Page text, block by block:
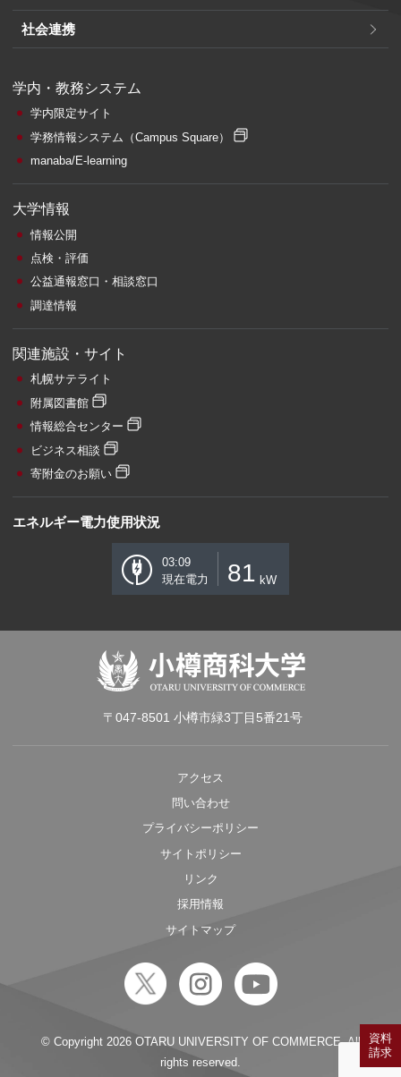
社会連携
学内・教務システム
学内限定サイト
学務情報システム （Campus Square）
manaba/E-learning
大学情報
情報公開
点検・評価
公益通報窓口・相談窓口
調達情報
関連施設・サイト
札幌サテライト
附属図書館
情報総合センター
ビジネス相談
寄附金のお願い
エネルギー電力使用状況
03:09
現在電力
81 kW
〒047-8501 小樽市緑3丁目5番21号
アクセス
問い合わせ
プライバシーポリシー
サイトポリシー
リンク
採用情報
サイトマップ
© Copyright 2026 OTARU UNIVERSITY OF COMMERCE. All
rights reserved.
資料
請求